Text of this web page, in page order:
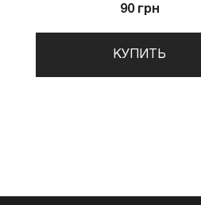
90 грн
КУПИТЬ